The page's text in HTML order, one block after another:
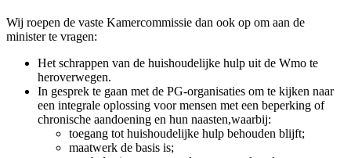
Wij roepen de vaste Kamercommissie dan ook op om aan de
minister te vragen:
Het schrappen van de huishoudelijke hulp uit de Wmo te
heroverwegen.
In gesprek te gaan met de PG-organisaties om te kijken naar
een integrale oplossing voor mensen met een beperking of
chronische aandoening en hun naasten,waarbij:
toegang tot huishoudelijke hulp behouden blijft;
maatwerk de basis is;